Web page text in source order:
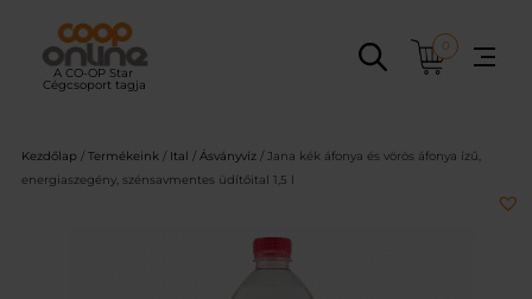
tartalomhoz
0
Kezdőlap / Termékeink / Ital / Ásványvíz / Jana kék áfonya és vörös áfonya ízű,
energiaszegény, szénsavmentes üdítőital 1,5 l